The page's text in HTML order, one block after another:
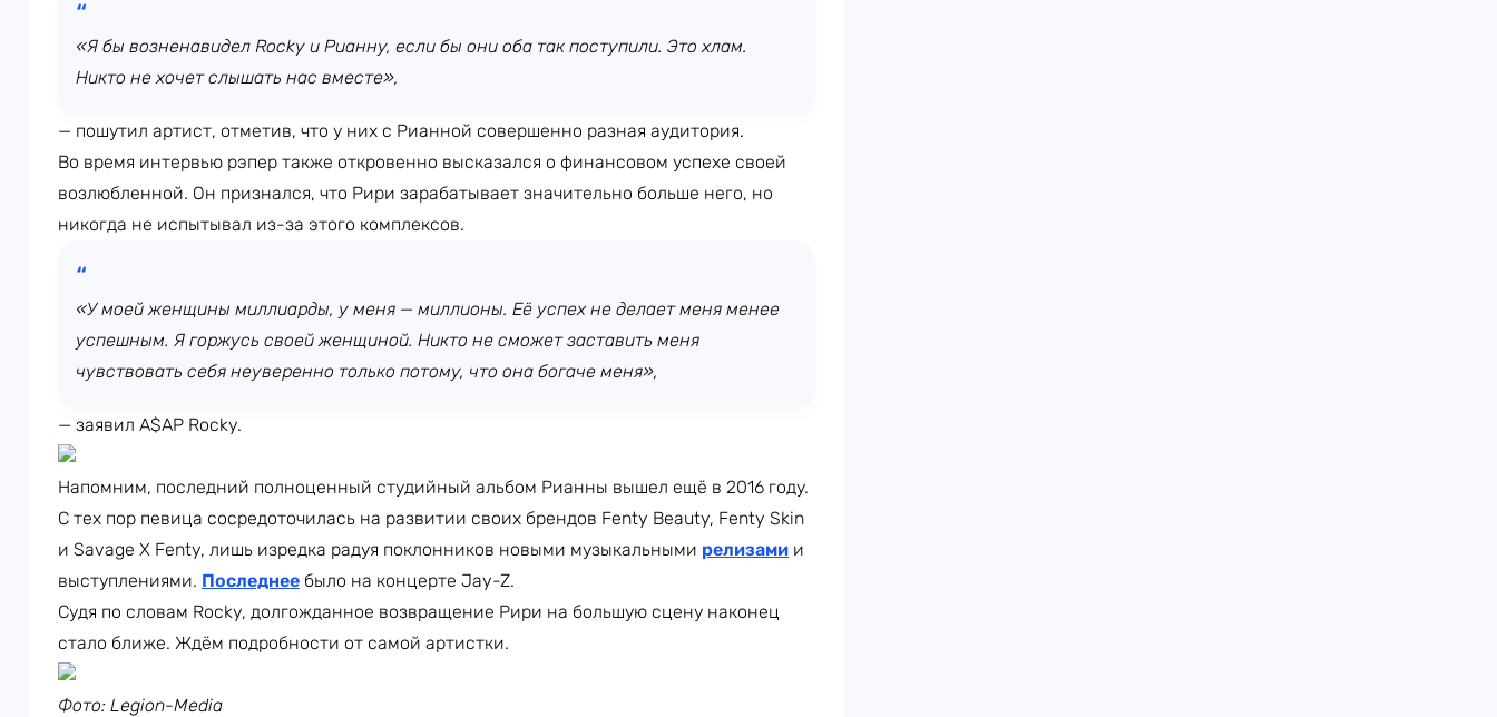
«Я бы возненавидел Rocky и Рианну, если бы они оба так поступили. Это хлам.
Никто не хочет слышать нас вместе»,
— пошутил артист, отметив, что у них с Рианной совершенно разная аудитория.
Во время интервью рэпер также откровенно высказался о финансовом успехе своей
возлюбленной. Он признался, что Рири зарабатывает значительно больше него, но
никогда не испытывал из-за этого комплексов.
«У моей женщины миллиарды, у меня — миллионы. Её успех не делает меня менее
успешным. Я горжусь своей женщиной. Никто не сможет заставить меня
чувствовать себя неуверенно только потому, что она богаче меня»,
— заявил A$AP Rocky.
Напомним, последний полноценный студийный альбом Рианны вышел ещё в 2016 году.
С тех пор певица сосредоточилась на развитии своих брендов Fenty Beauty, Fenty Skin
и Savage X Fenty, лишь изредка радуя поклонников новыми музыкальными релизами и
выступлениями. Последнее было на концерте Jay-Z.
Судя по словам Rocky, долгожданное возвращение Рири на большую сцену наконец
стало ближе. Ждём подробности от самой артистки.
Фото: Legion-Media